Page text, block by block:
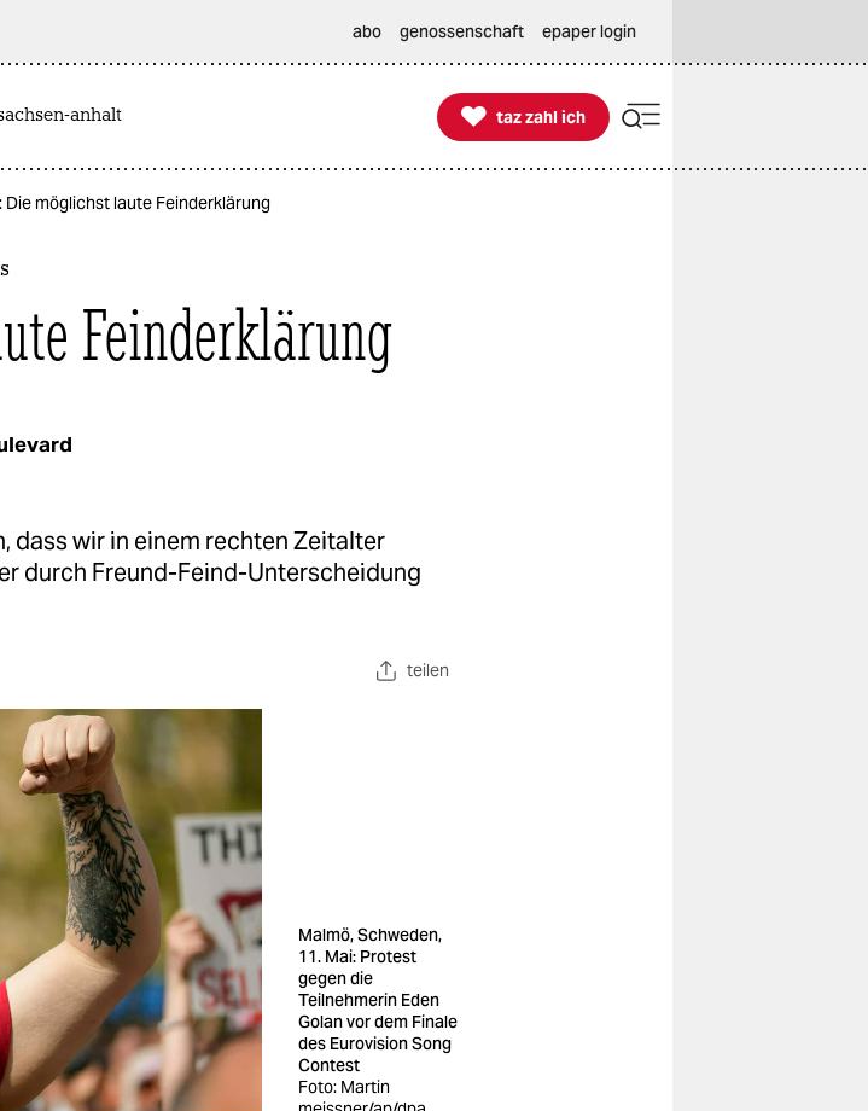
abo genossenschaft epaper login
anhalt 
taz zahl ich
taz zahl ich
Die möglichst laute Feinderklärung
Feinderklärung
dass wir in einem rechten Zeitalter
durch Freund-Feind-Unterscheidung
teilen
Malmö, Schweden,
11. Mai: Protest
gegen die
Teilnehmerin Eden
Golan vor dem Finale
des Eurovision Song
Contest
Foto: Martin